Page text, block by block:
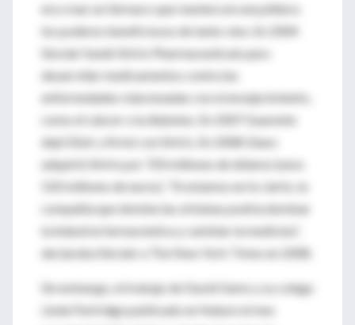
era crear un fármaco que reuniera en una píldora
los poderes beneficiosos de tanto vino. En 2004
Sinclair fundó Sirtris Pharmaceuticals para
desarrollar medicamentos contra las
enfermedades relacionadas con el envejecimiento,
como el cáncer o la diabetes. En 2007 Guarente
dejó Elixir y firmó con Sirtris. En 2008 Glaxo
adquirió Sirtris por 720 millones de dólares (unos
520 millones de euros). "Si estamos en lo cierto, la
compañía que domine las sirtuinas podría dominar
la industria farmacéutica y cambiar la medicina",
declaraba Sinclair a The New York Times en 2008.
Sin embargo, el trabajo de David Gems y su colega
Linda Partridge publicado en Nature el mes